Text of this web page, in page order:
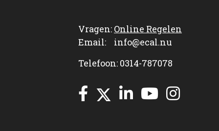
Vragen: Online Regelen
Email: info@ecal.nu
Telefoon: 0314-787078